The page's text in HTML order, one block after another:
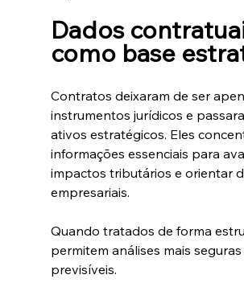
Dados
como base
Contratos deixaram de ser
instrumentos jurídicos e
ativos estratégicos. Eles
informações essenciais para
impactos tributários e orientar
empresariais.
Quando tratados de forma
permitem análises mais seguras
previsíveis.